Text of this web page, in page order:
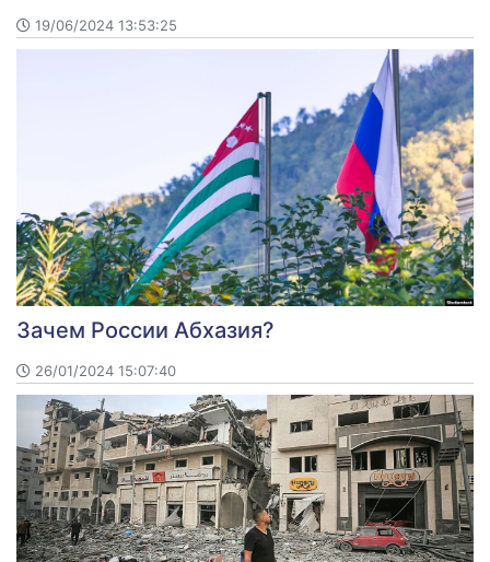
19/06/2024 13:53:25
Зачем России Абхазия?
26/01/2024 15:07:40